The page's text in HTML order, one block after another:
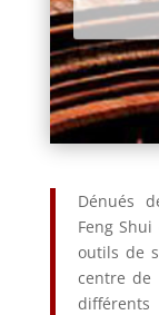
Dénués
Feng
outils de
centre de